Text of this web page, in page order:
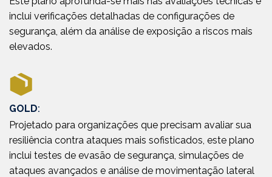
inclui verificações detalhadas de configurações de
segurança, além da análise de exposição a riscos mais
elevados.
GOLD:
Projetado para organizações que precisam avaliar sua
resiliência contra ataques mais sofisticados, este plano
inclui testes de evasão de segurança, simulações de
ataques avançados e análise de movimentação lateral